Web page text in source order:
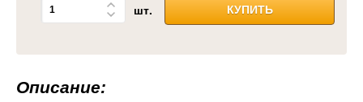
шт. КУПИТЬ
Описание: